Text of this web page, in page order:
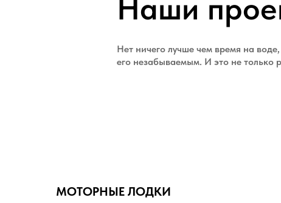
Наши
Нет ничего лучше чем время на
его незабываемым. И это не только
МОТОРНЫЕ ЛОДКИ